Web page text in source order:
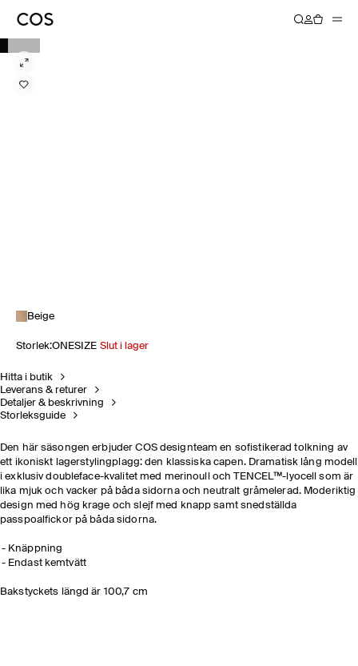
Beige
Storlek:ONESIZE Slut i lager
Hitta i butik
Leverans & returer
Detaljer & beskrivning
Storleksguide
Den här säsongen erbjuder COS designteam en sofistikerad tolkning av
ett ikoniskt lagerstylingplagg: den klassiska capen. Dramatisk lång modell
i exklusiv doubleface-kvalitet med merinoull och TENCEL™-lyocell som är
lika mjuk och vacker på båda sidorna och neutralt gråmelerad. Moderiktig
design med hög krage och slejf med knapp samt snedställda
passpoalfickor på båda sidorna.
Knäppning
Endast kemtvätt
Bakstyckets längd är 100,7 cm